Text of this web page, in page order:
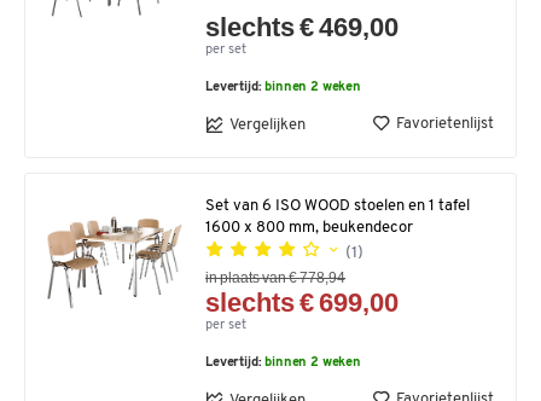
slechts € 469,00
per set
Levertijd: binnen 2 weken
Vergelijken Favorietenlijst
Set van 6 ISO WOOD stoelen en 1 tafel
1600 x 800 mm, beukendecor
(1)
in plaats van € 778,94
slechts € 699,00
per set
Levertijd: binnen 2 weken